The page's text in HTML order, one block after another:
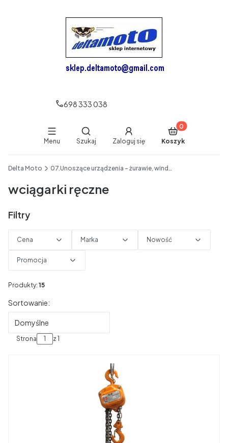
698 333 038
Menu
Otwórz wyszukiwarkę
Szukaj Zaloguj się
Produkty w
Koszyk
Delta Moto 07.Unoszące urządzenia - żurawie, windy, wciągniki, zawiesia pasowe itp
wciągarki ręczne
Filtry
Cena Marka Nowość
Promocja
Koniec filtrów
Produkty: 15
Lista produktów
Sortowanie:
Domyślne
Strona z 1